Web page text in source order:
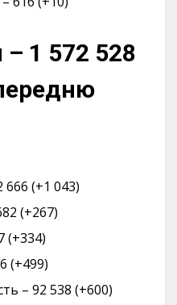
– 1 572 528
666 (+1 043)
(+267)
(+334)
(+499)
– 92 538 (+600)